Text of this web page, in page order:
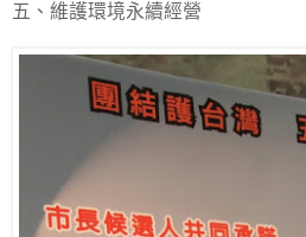
五、維護環境永續經營